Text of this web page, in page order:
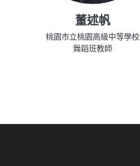
董述帆
桃園市立桃園高級中等學校
舞蹈班教師